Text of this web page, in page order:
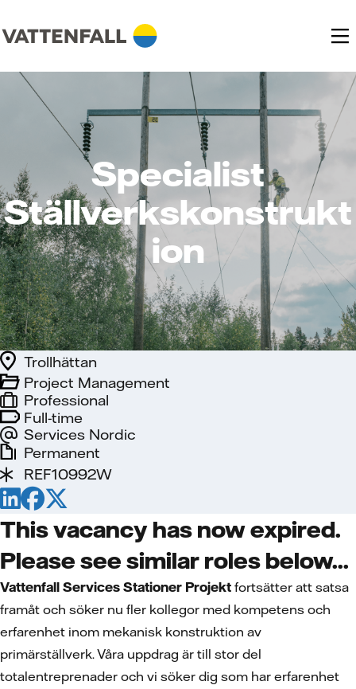
Specialist
Ställverkskonstrukt
ion
Full-time
Services Nordic
Project Management
Trollhättan
Professional
Permanent
REF10992W
This vacancy has now expired.
Please see similar roles below...
Vattenfall Services Stationer Projekt fortsätter att satsa
framåt och söker nu fler kollegor med kompetens och
erfarenhet inom mekanisk konstruktion av
primärställverk. Våra uppdrag är till stor del
totalentreprenader och vi söker dig som har erfarenhet